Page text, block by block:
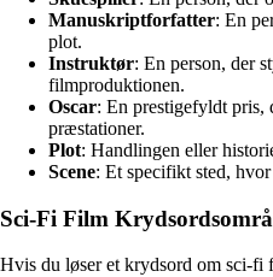
Manuskriptforfatter: En
plot.
Instruktør: En person, der
filmproduktionen.
Oscar: En prestigefyldt pris,
præstationer.
Plot: Handlingen eller
Scene: Et specifikt sted,
Sci-Fi Film
Hvis du løser et krydsord om sci-fi